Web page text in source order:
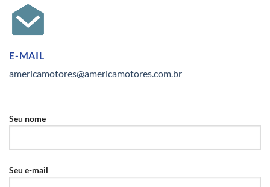
E-MAIL
americamotores@americamotores.com.br
Seu nome
Seu e-mail